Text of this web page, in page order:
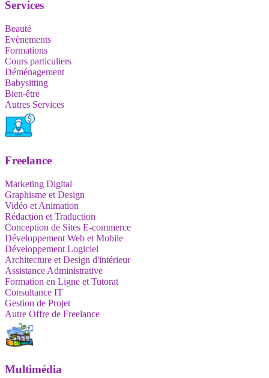
Services
Beauté
Evènements
Formations
Cours particuliers
Déménagement
Babysitting
Bien-être
Autres Services
Freelance
Marketing Digital
Graphisme et Design
Vidéo et Animation
Rédaction et Traduction
Conception de Sites E-commerce
Développement Web et Mobile
Développement Logiciel
Architecture et Design d'intérieur
Assistance Administrative
Formation en Ligne et Tutorat
Consultance IT
Gestion de Projet
Autre Offre de Freelance
Multimédia